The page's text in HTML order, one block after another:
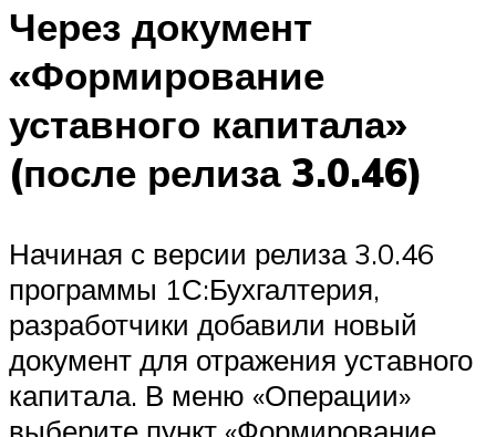
Через документ
«Формирование
уставного капитала»
(после релиза 3.0.46)
Начиная с версии релиза 3.0.46
программы 1С:Бухгалтерия,
разработчики добавили новый
документ для отражения уставного
капитала. В меню «Операции»